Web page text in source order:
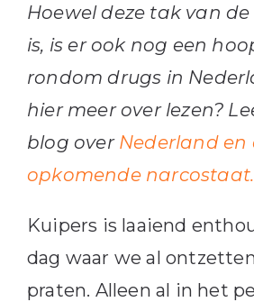
Hoewel deze tak van
is, is er ook nog een
rondom drugs in
hier meer over lezen?
blog over Nederland en
opkomende narcostaat.
Kuipers is laaiend
dag waar we al
praten. Alleen al in het